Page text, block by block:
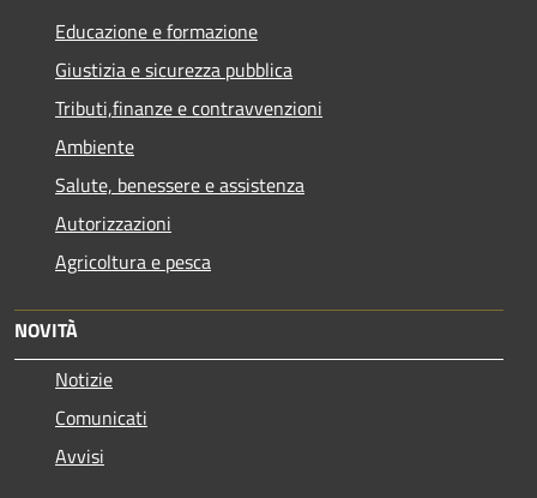
Educazione e formazione
Giustizia e sicurezza pubblica
Tributi,finanze e contravvenzioni
Ambiente
Salute, benessere e assistenza
Autorizzazioni
Agricoltura e pesca
NOVITÀ
Notizie
Comunicati
Avvisi